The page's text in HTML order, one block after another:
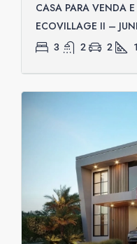
CASA PARA VENDA
ECOVILLAGE II –
3 2 2